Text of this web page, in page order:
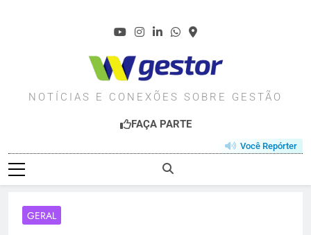
WGESTOR.COM.BR
NOTÍCIAS E CONEXÕES SOBRE GESTÃO
FAÇA PARTE
Você Repórter
GERAL